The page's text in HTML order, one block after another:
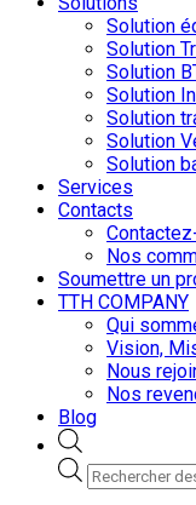
Solution
Solution
Solution
Solution
Solution
Solution
Solution
Services
Contacts
Nos
Soumettre un
TTH COMPANY
Qui
Vision,
Nous
Nos
Blog
Recherche
de